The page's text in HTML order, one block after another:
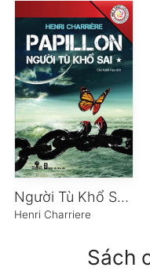
Người Tù Khổ Sai – Tập 1
Henri Charriere
Sách